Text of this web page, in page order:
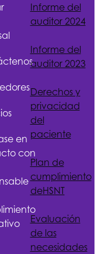
en
con
Informe del
auditor 2024
Informe del
auditor 2023
Derechos y
privacidad
del
paciente
Plan de
cumplimiento
deHSNT
Evaluación
de las
necesidades